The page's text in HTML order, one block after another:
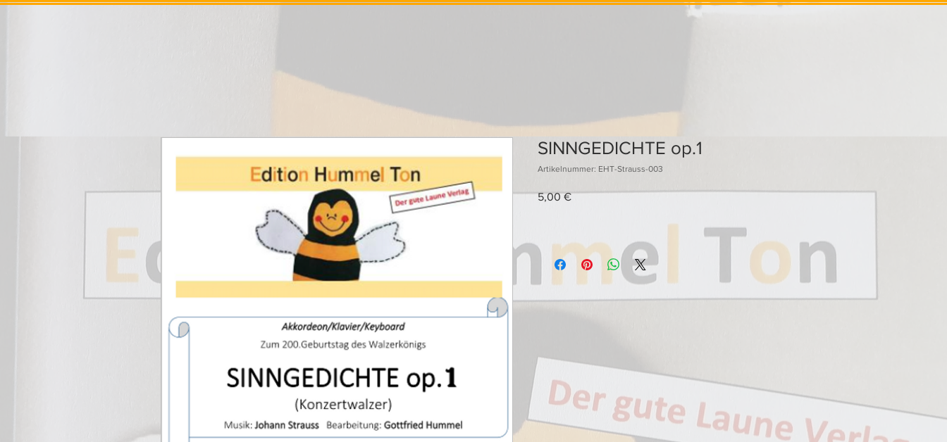
SINNGEDICHTE op.1
Artikelnummer: EHT-Strauss-003
5,00 €Preis